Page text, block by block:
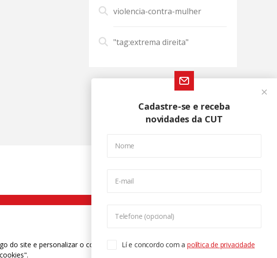
violencia-contra-mulher
"tag:extrema direita"
Cadastre-se e receba
novidades da CUT
Nome
E-mail
Telefone (opcional)
Lí e concordo com apolítica de privacidade
9310
do site e personalizar o conteúdo. Para saber mais